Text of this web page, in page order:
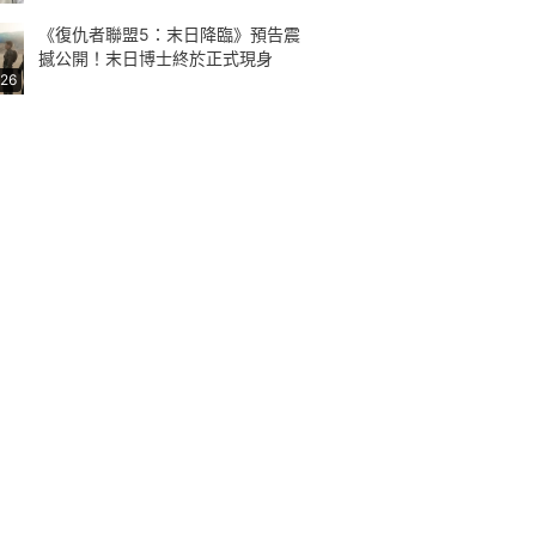
《復仇者聯盟5：末日降臨》預告震
撼公開！末日博士終於正式現身